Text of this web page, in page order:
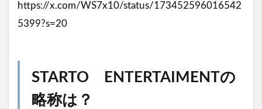
https://x.com/WS7x10/status/173452596016542
5399?s=20
STARTO ENTERTAIMENTの
略称は？